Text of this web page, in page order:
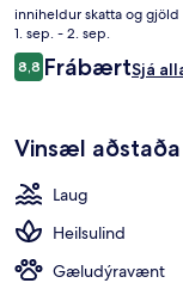
líkamsræktaraðstaða
staðarins.
verð
er
68.519 kr.
inniheldur skatta og gjöld
1. sep. - 2. sep.
Umsagnir
8,88,8 af 10
FrábærtSjá
Vinsæl aðstaða
Laug
Heilsulind
Gæludýravænt